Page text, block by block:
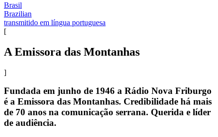
Brasil
Brazilian
transmitido em língua portuguesa
[
A Emissora das Montanhas
]
Fundada em junho de 1946 a Rádio Nova Friburgo
é a Emissora das Montanhas. Credibilidade há mais
de 70 anos na comunicação serrana. Querida e líder
de audiência.